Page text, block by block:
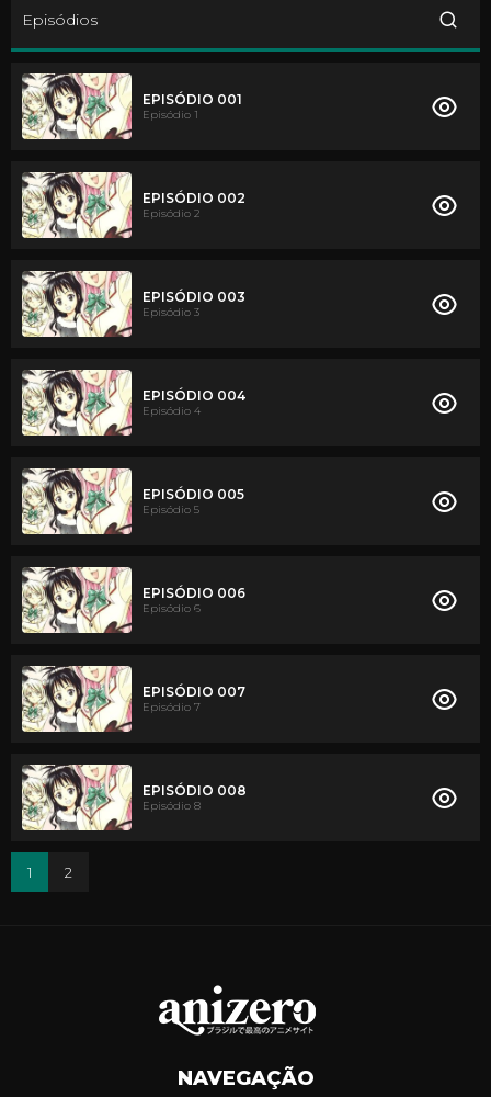
Episódios
EPISÓDIO 001
Episódio 1
EPISÓDIO 002
Episódio 2
EPISÓDIO 003
Episódio 3
EPISÓDIO 004
Episódio 4
EPISÓDIO 005
Episódio 5
EPISÓDIO 006
Episódio 6
EPISÓDIO 007
Episódio 7
EPISÓDIO 008
Episódio 8
1 2
NAVEGAÇÃO